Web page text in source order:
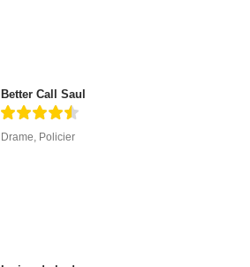
Better Call Saul
Drame, Policier